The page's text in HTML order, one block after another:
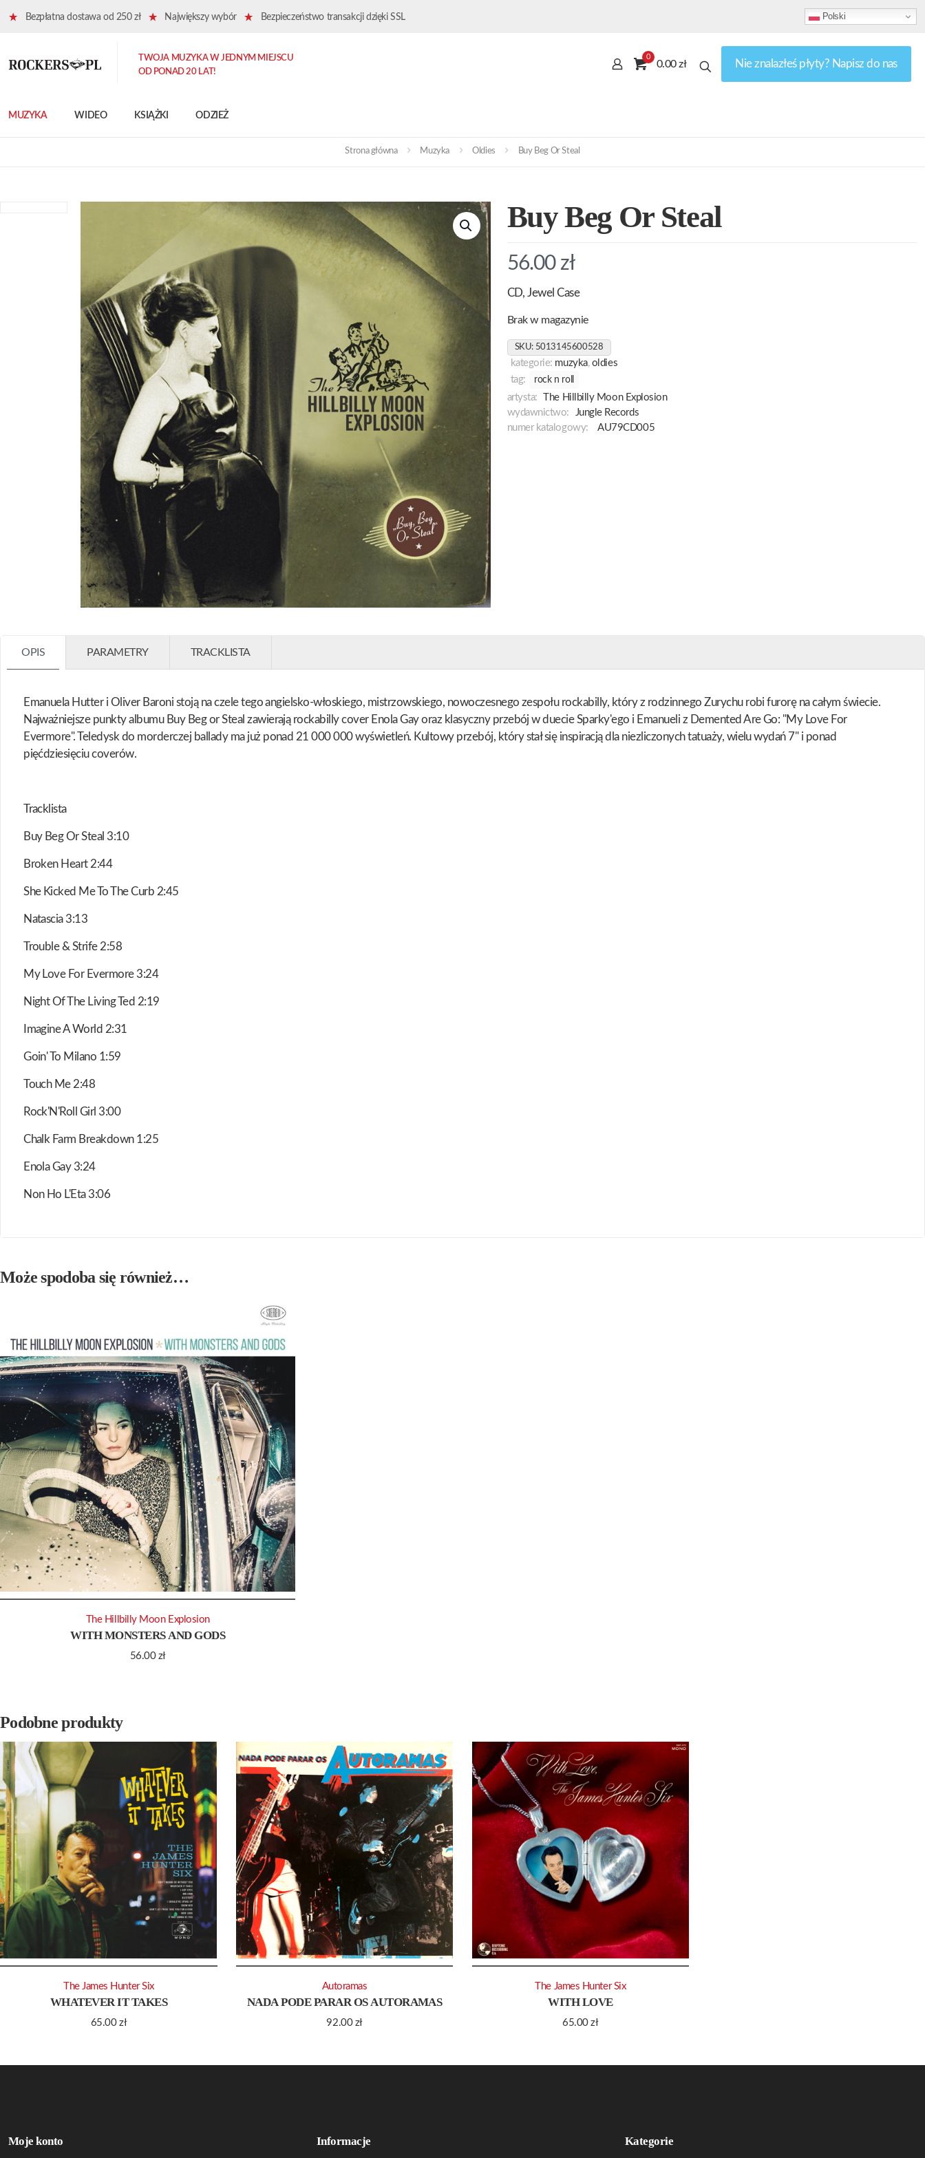
Bezpłatna dostawa od 250 zł Największy wybór Bezpieczeństwo transakcji dzięki SSL Polski
MUZYKA WIDEO KSIĄŻKI ODZIEŻ
TWOJA MUZYKA W JEDNYM MIEJSCU
OD PONAD 20 LAT!
0
0.00 zł Nie znalazłeś płyty? Napisz do nas
Strona główna Muzyka Oldies Buy Beg Or Steal
Buy Beg Or Steal
56.00 zł
CD, Jewel Case
Brak w magazynie
SKU: 5013145600528
kategorie: muzyka, oldies
tag:
rock n roll
artysta:
The Hillbilly Moon Explosion
wydawnictwo:
Jungle Records
numer katalogowy:
AU79CD005
OPIS PARAMETRY TRACKLISTA
Emanuela Hutter i Oliver Baroni stoją na czele tego angielsko-włoskiego, mistrzowskiego, nowoczesnego zespołu rockabilly, który z rodzinnego Zurychu robi furorę na całym świecie.
Najważniejsze punkty albumu Buy Beg or Steal zawierają rockabilly cover Enola Gay oraz klasyczny przebój w duecie Sparky'ego i Emanueli z Demented Are Go: "My Love For
Evermore". Teledysk do morderczej ballady ma już ponad 21 000 000 wyświetleń. Kultowy przebój, który stał się inspiracją dla niezliczonych tatuaży, wielu wydań 7" i ponad
pięćdziesięciu coverów.
Tracklista
Buy Beg Or Steal 3:10
Broken Heart 2:44
She Kicked Me To The Curb 2:45
Natascia 3:13
Trouble & Strife 2:58
My Love For Evermore 3:24
Night Of The Living Ted 2:19
Imagine A World 2:31
Goin' To Milano 1:59
Touch Me 2:48
Rock'N'Roll Girl 3:00
Chalk Farm Breakdown 1:25
Enola Gay 3:24
Non Ho L'Eta 3:06
Może spodoba się również…
WITH MONSTERS AND GODS
56.00 zł
The Hillbilly Moon Explosion
Podobne produkty
WHATEVER IT TAKES
65.00zł
The James Hunter Six
NADA PODE PARAR OS AUTORAMAS
92.00 zł
Autoramas
WITH LOVE
65.00zł
The James Hunter Six
Moje konto Informacje Kategorie